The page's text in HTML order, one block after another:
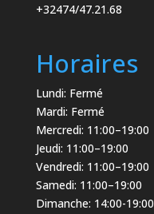
+32474/47.21.68
Horaires
Lundi: Fermé
Mardi: Fermé
Mercredi: 11:00–19:00
Jeudi: 11:00–19:00
Vendredi: 11:00–19:00
Samedi: 11:00–19:00
Dimanche: 14:00-19:00